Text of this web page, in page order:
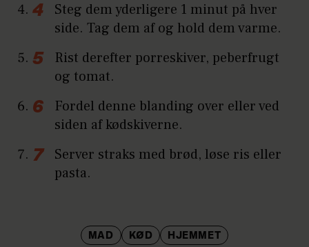
Steg dem yderligere 1 minut på hver
side. Tag dem af og hold dem varme.
Rist derefter porreskiver, peberfrugt
og tomat.
Fordel denne blanding over eller ved
siden af kødskiverne.
Server straks med brød, løse ris eller
pasta.
MAD KØD HJEMMET